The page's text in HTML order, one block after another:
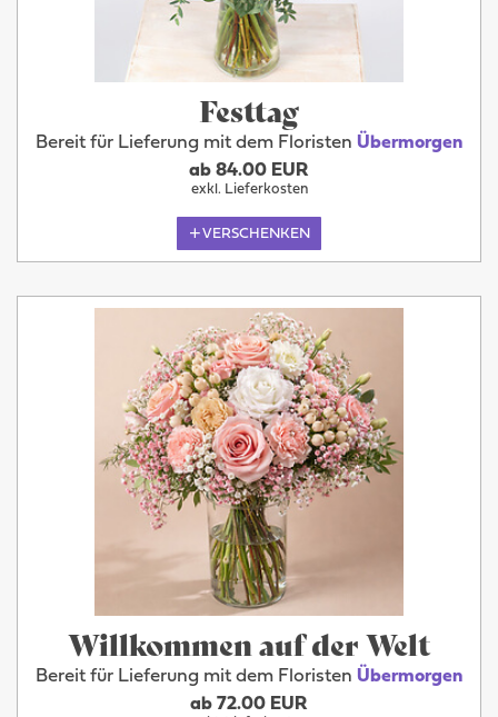
Festtag
Bereit für Lieferung mit dem Floristen Übermorgen
ab 84.00 EUR
exkl. Lieferkosten
VERSCHENKEN
Willkommen auf der Welt
Bereit für Lieferung mit dem Floristen Übermorgen
ab 72.00 EUR